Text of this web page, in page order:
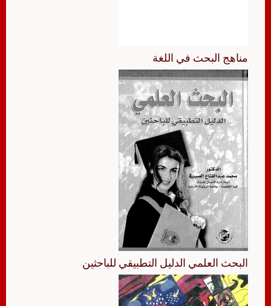
مناهج البحث في اللغة
البحث العلمي الدليل التطبيقي للباحثين